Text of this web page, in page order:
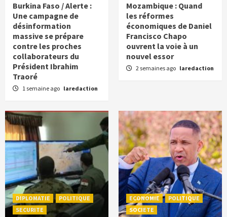
Burkina Faso / Alerte :
Une campagne de
désinformation
massive se prépare
contre les proches
collaborateurs du
Président Ibrahim
Traoré
1 semaine ago laredaction
Mozambique : Quand
les réformes
économiques de Daniel
Francisco Chapo
ouvrent la voie à un
nouvel essor
2 semaines ago laredaction
DIPLOMATIE
POLITIQUE
SECURITE
ECONOMIE
POLITIQUE
SOCIETE